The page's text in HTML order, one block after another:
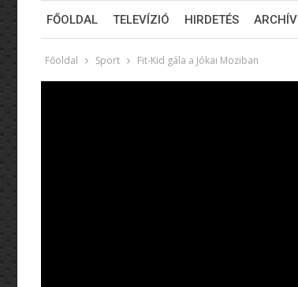
FŐOLDAL TELEVÍZIÓ HIRDETÉS ARCHÍV
Főoldal Sport Fit-Kid gála a Jókai Moziban